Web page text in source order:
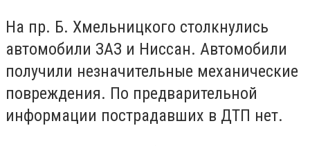
На пр. Б. Хмельницкого столкнулись
автомобили ЗАЗ и Ниссан. Автомобили
получили незначительные механические
повреждения. По предварительной
информации пострадавших в ДТП нет.